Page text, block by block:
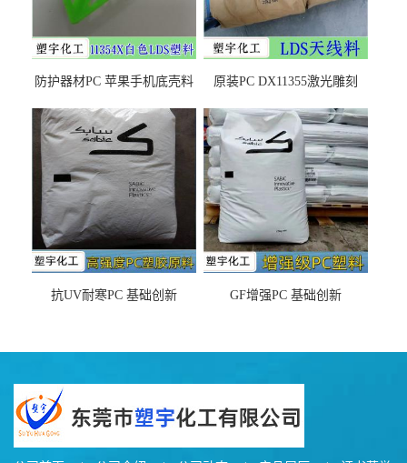
防护器材PC 苹果手机底壳料
之忧
原装PC DX11355激光雕刻
抗UV耐寒PC 基础创新
GF增强PC 基础创新